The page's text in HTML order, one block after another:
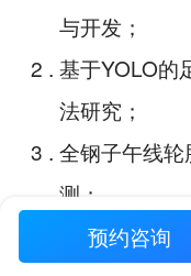
与开发；
2 . 基于YOLO的
法研究；
3 . 全钢子午线
测；
预约咨询